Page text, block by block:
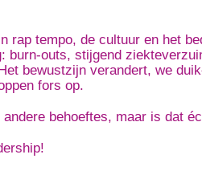
rap tempo, de cultuur en het
burn-outs, stijgend
bewustzijn verandert, we
fors op.
behoeftes, maar is dat